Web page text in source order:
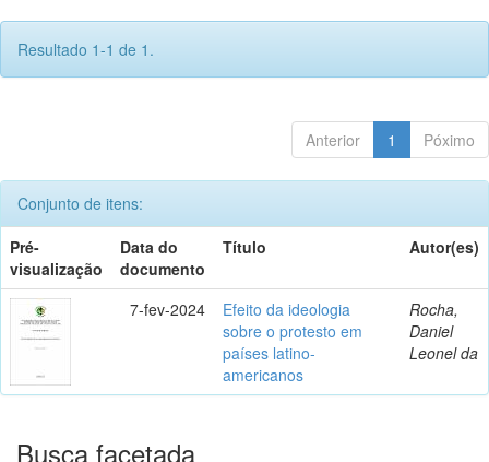
Resultado 1-1 de 1.
Anterior 1 Póximo
Conjunto de itens:
Pré-
visualização
Data do
documento
Título Autor(es)
7-fev-2024
Efeito da ideologia
sobre o protesto em
países latino-
americanos
Rocha,
Daniel
Leonel da
Busca facetada